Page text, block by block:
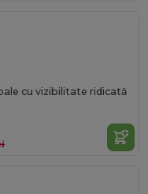
cu vizibilitate ridicată